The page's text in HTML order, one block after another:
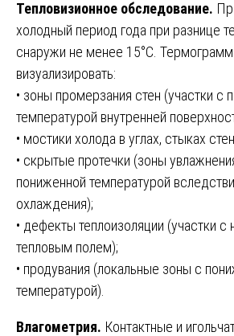
Тепловизионное обследование.
холодный период года при разнице
снаружи не менее 15°C.
визуализировать:
• зоны промерзания стен (участки с
температурой внутренней
• мостики холода в углах, стыках
• скрытые протечки (зоны
пониженной температурой
охлаждения);
• дефекты теплоизоляции (участки
тепловым полем);
• продувания (локальные зоны с
температурой).
Влагометрия. Контактные и